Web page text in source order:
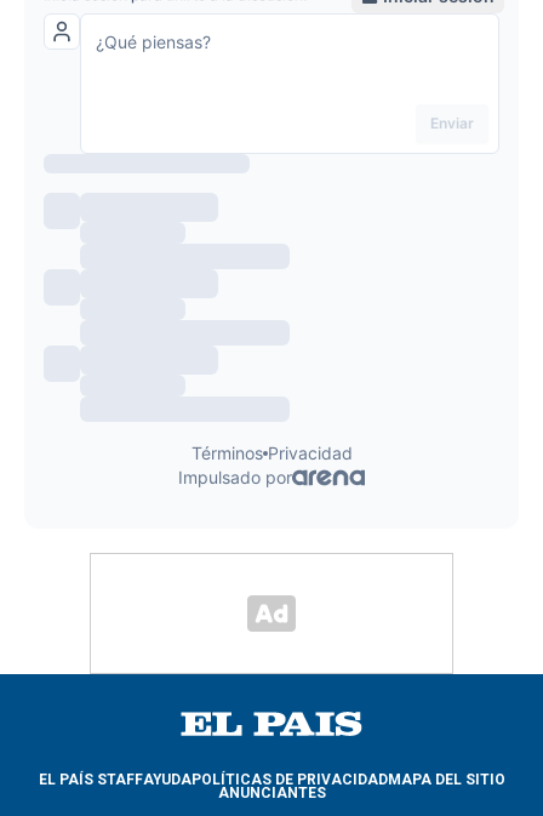
EL PAÍS STAFFAYUDAPOLÍTICAS DE PRIVACIDADMAPA DEL SITIO
ANUNCIANTES